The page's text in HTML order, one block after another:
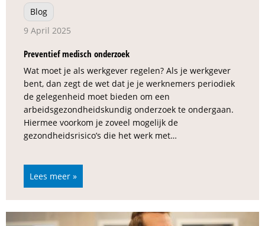
Blog
9 April 2025
Preventief medisch onderzoek
Wat moet je als werkgever regelen? Als je werkgever
bent, dan zegt de wet dat je je werknemers periodiek
de gelegenheid moet bieden om een
arbeidsgezondheidskundig onderzoek te ondergaan.
Hiermee voorkom je zoveel mogelijk de
gezondheidsrisico’s die het werk met…
Lees meer »